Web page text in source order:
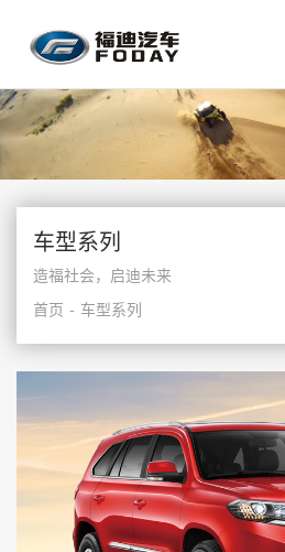
车型系列
造福社会，启迪未来
首页 车型系列